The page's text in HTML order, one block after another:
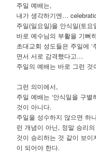
주일 예배는,
내가 생각하기엔…
주일(일요일)을 안식일(토
바로 예수님의 부활을 기뻐
초대교회 성도들은 주일에
면서 서로 감격했다고…
주일의 예배는 바로 그런
그런 의미에서,
주일 예배는 ‘안식일을 구
것이 아니다.
주일을 성수하지 않으면 하
런 개념이 아닌, 정말 승리
것이 승리하는 것 같이 보
이 되어야 한다.